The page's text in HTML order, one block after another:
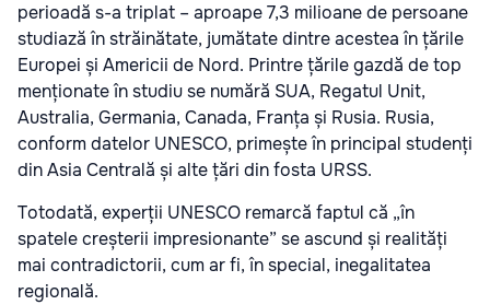
perioadă s-a triplat – aproape 7,3 milioane de persoane
studiază în străinătate, jumătate dintre acestea în țările
Europei și Americii de Nord. Printre țările gazdă de top
menționate în studiu se numără SUA, Regatul Unit,
Australia, Germania, Canada, Franța și Rusia. Rusia,
conform datelor UNESCO, primește în principal studenți
din Asia Centrală și alte țări din fosta URSS.
Totodată, experții UNESCO remarcă faptul că „în
spatele creșterii impresionante” se ascund și realități
mai contradictorii, cum ar fi, în special, inegalitatea
regională.